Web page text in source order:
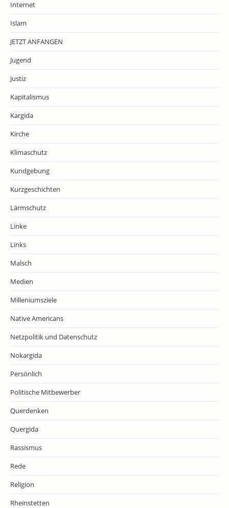
Internet
Islam
JETZT ANFANGEN
Jugend
Justiz
Kapitalismus
Kargida
Kirche
Klimaschutz
Kundgebung
Kurzgeschichten
Lärmschutz
Linke
Links
Malsch
Medien
Milleniumsziele
Native Americans
Netzpolitik und Datenschutz
Nokargida
Persönlich
Politische Mitbewerber
Querdenken
Quergida
Rassismus
Rede
Religion
Rheinstetten